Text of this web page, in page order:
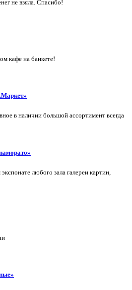
не взяла. Спасибо!
кафе на банкете!
в наличии большой ассортимент всегда
любого зала галереи картин,